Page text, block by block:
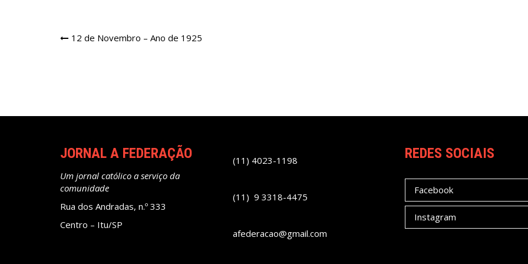
Navegação
12 de Novembro – Ano de 1925
JORNAL A FEDERAÇÃO
Um jornal católico a serviço da
comunidade
Rua dos Andradas, n.º 333
Centro – Itu/SP
(11) 4023-1198
(11) 9 3318-4475
afederacao@gmail.com
REDES SOCIAIS
Facebook
Instagram